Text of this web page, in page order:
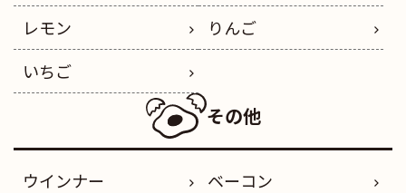
レモン
りんご
いちご
その他
ウインナー
ベーコン